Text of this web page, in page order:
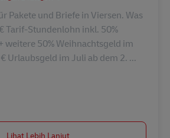
Pakete und Briefe in Viersen. Was
Tarif-Stundenlohn inkl. 50%
weitere 50% Weihnachtsgeld im
Urlaubsgeld im Juli ab dem 2. ...
Lihat Lebih Lanjut